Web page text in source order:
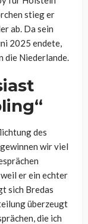
stieg er
ab. Da sein
2025 endete,
die Niederlande.
des
wir viel
er ein echter
sich Bredas
überzeugt
die ich